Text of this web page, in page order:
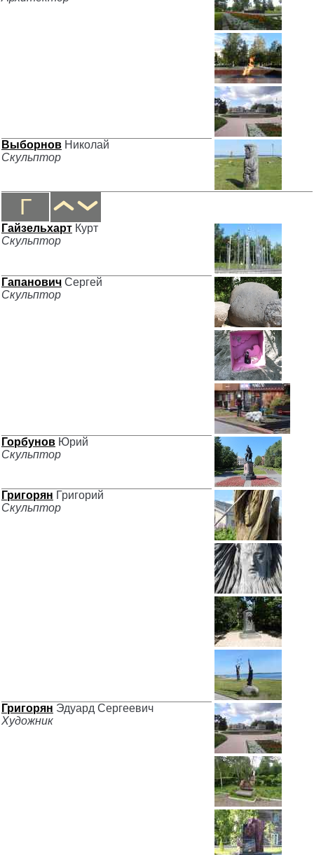
Выборнов Николай
Скульптор
Г
Гайзельхарт Курт
Скульптор
Гапанович Сергей
Скульптор
Горбунов Юрий
Скульптор
Григорян Григорий
Скульптор
Григорян Эдуард Сергеевич
Художник